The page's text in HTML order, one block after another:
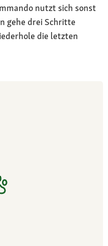
nutzt sich sonst
gehe drei Schritte
die letzten